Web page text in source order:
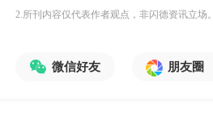
2.所刊内容仅代表作者观点，非闪德资讯立场。
微信好友 朋友圈